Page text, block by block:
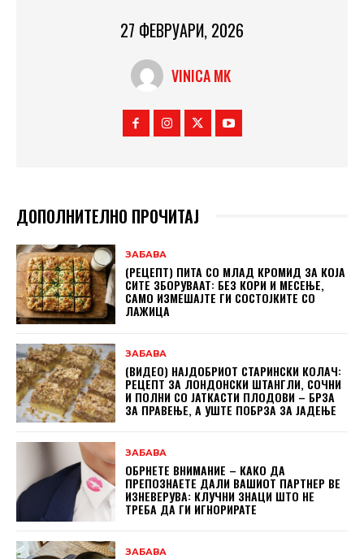
27 ФЕВРУАРИ, 2026
VINICA MK
ДОПОЛНИТЕЛНО ПРОЧИТАЈ
ЗАБАВА
(РЕЦЕПТ) ПИТА СО МЛАД КРОМИД ЗА КОЈА
СИТЕ ЗБОРУВААТ: БЕЗ КОРИ И МЕСЕЊЕ,
САМО ИЗМЕШАЈТЕ ГИ СОСТОЈКИТЕ СО
ЛАЖИЦА
ЗАБАВА
(ВИДЕО) НАЈДОБРИОТ СТАРИНСКИ КОЛАЧ:
РЕЦЕПТ ЗА ЛОНДОНСКИ ШТАНГЛИ, СОЧНИ
И ПОЛНИ СО ЈАТКАСТИ ПЛОДОВИ – БРЗА
ЗА ПРАВЕЊЕ, А УШТЕ ПОБРЗА ЗА ЈАДЕЊЕ
ЗАБАВА
ОБРНЕТЕ ВНИМАНИЕ – КАКО ДА
ПРЕПОЗНАЕТЕ ДАЛИ ВАШИОТ ПАРТНЕР ВЕ
ИЗНЕВЕРУВА: КЛУЧНИ ЗНАЦИ ШТО НЕ
ТРЕБА ДА ГИ ИГНОРИРАТЕ
ЗАБАВА